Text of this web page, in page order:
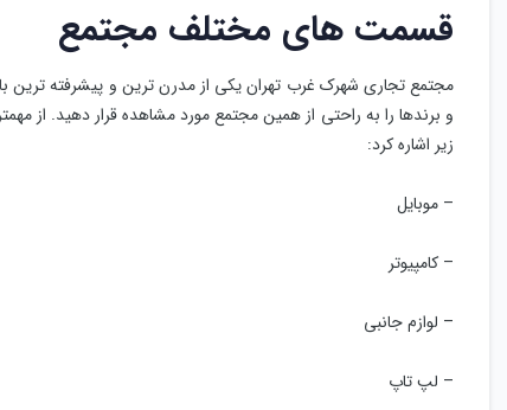
قسمت های مختلف مجتمع
مجتمع تجاری شهرک غرب تهران یکی از مدرن ترین و پیشرفته ترین
و برندها را به راحتی از همین مجتمع مورد مشاهده قرار دهید. از
زیر اشاره کرد:
– موبایل
– کامپیوتر
– لوازم جانبی
– لپ تاپ